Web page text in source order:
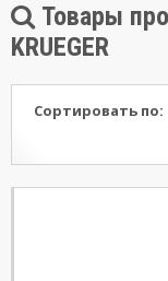
Товары
KRUEGER
Сортировать по: